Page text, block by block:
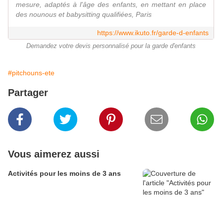
mesure, adaptés à l'âge des enfants, en mettant en place
des nounous et babysitting qualifiées, Paris
https://www.ikuto.fr/garde-d-enfants
Demandez votre devis personnalisé pour la garde d'enfants
#pitchouns-ete
Partager
Vous aimerez aussi
Activités pour les moins de 3 ans